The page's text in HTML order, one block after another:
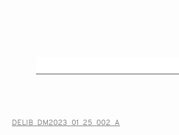
DELIB_DM2023_01_25_002_A